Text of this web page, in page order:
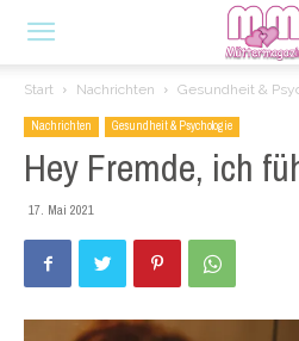
Start Nachrichten Gesundheit &
Nachrichten Gesundheit & Psychologie
Hey Fremde, ich
17. Mai 2021